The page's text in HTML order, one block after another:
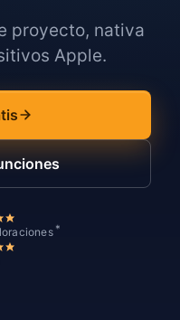
proyecto, nativa
Apple.
*